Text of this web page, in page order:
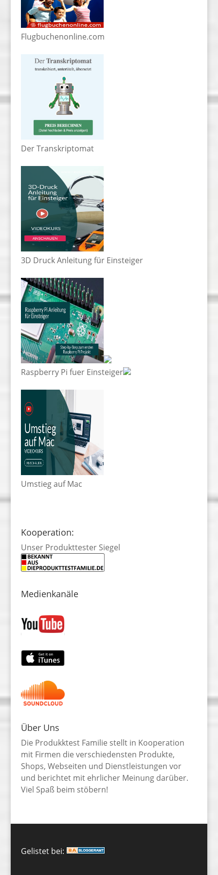
Flugbuchenonline.com
Der Transkriptomat
3D Druck Anleitung für Einsteiger
Raspberry Pi fuer Einsteiger
Umstieg auf Mac
Kooperation:
Unser Produkttester Siegel
Medienkanäle
Über Uns
Die Produkktest Familie stellt in Kooperation
mit Firmen die verschiedensten Produkte,
Shops, Webseiten und Dienstleistungen vor
und berichtet mit ehrlicher Meinung darüber.
Viel Spaß beim stöbern!
Gelistet bei: